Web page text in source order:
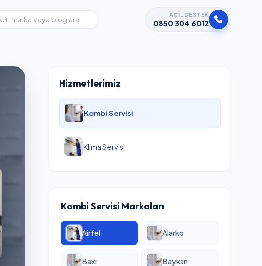
ACIL DESTEK
0850 304 6012
Hizmetlerimiz
Kombi Servisi
Klima Servisi
Kombi Servisi Markaları
Airfel Alarko
Baxi Baykan